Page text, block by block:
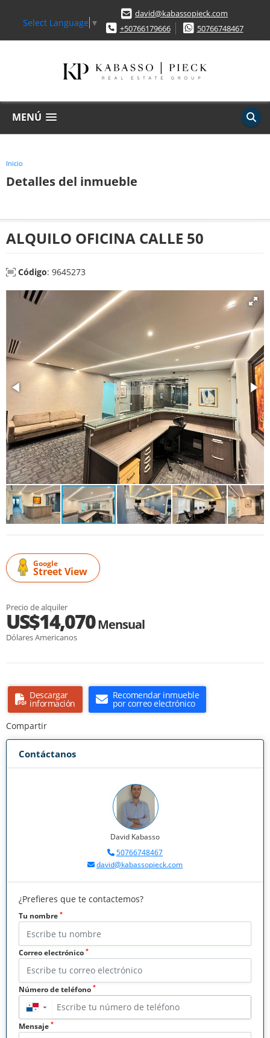
Select Language ▼
david@kabassopieck.com
+50766179666
50766748467
MENÚ
Inicio
Detalles del inmueble
ALQUILO OFICINA CALLE 50
Código: 9645273
Google
Street View
Precio de alquiler
US$14,070Mensual
Dólares Americanos
Descargar
información
Recomendar inmueble
por correo electrónico
Compartir
Contáctanos
David Kabasso
50766748467
david@kabassopieck.com
¿Prefieres que te contactemos?
Tu nombre *
Correo electrónico *
Número de teléfono *
▼
Mensaje *